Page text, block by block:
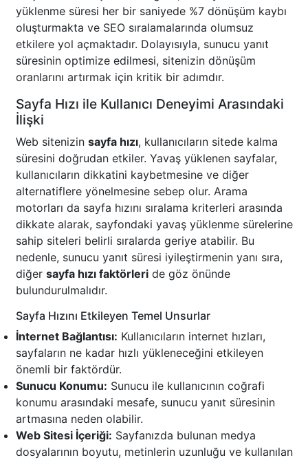
yüklenme süresi her bir saniyede %7 dönüşüm kaybı
oluşturmakta ve SEO sıralamalarında olumsuz
etkilere yol açmaktadır. Dolayısıyla, sunucu yanıt
süresinin optimize edilmesi, sitenizin dönüşüm
oranlarını artırmak için kritik bir adımdır.
Sayfa Hızı ile Kullanıcı Deneyimi Arasındaki
İlişki
Web sitenizin sayfa hızı, kullanıcıların sitede kalma
süresini doğrudan etkiler. Yavaş yüklenen sayfalar,
kullanıcıların dikkatini kaybetmesine ve diğer
alternatiflere yönelmesine sebep olur. Arama
motorları da sayfa hızını sıralama kriterleri arasında
dikkate alarak, sayfondaki yavaş yüklenme sürelerine
sahip siteleri belirli sıralarda geriye atabilir. Bu
nedenle, sunucu yanıt süresi iyileştirmenin yanı sıra,
diğer sayfa hızı faktörleri de göz önünde
bulundurulmalıdır.
Sayfa Hızını Etkileyen Temel Unsurlar
İnternet Bağlantısı: Kullanıcıların internet hızları,
sayfaların ne kadar hızlı yükleneceğini etkileyen
önemli bir faktördür.
Sunucu Konumu: Sunucu ile kullanıcının coğrafi
konumu arasındaki mesafe, sunucu yanıt süresinin
artmasına neden olabilir.
Web Sitesi İçeriği: Sayfanızda bulunan medya
dosyalarının boyutu, metinlerin uzunluğu ve kullanılan